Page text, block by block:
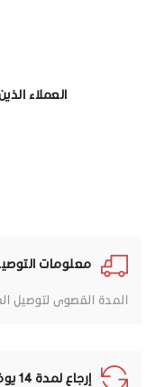
العملاء
معلومات
المدة القصوى لتوصيل الطلب للعميل
إرجاع لمدة 14 يومًا